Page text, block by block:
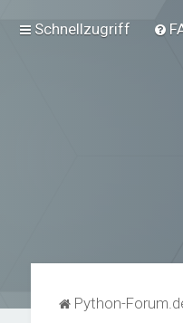
Schnellzugriff
Python-